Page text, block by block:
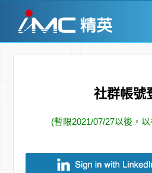
社群帳號
(暫限2021/07/27以後，